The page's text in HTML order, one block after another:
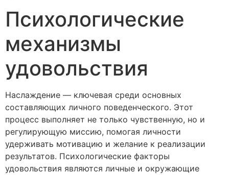
Психологические
механизмы
удовольствия
Наслаждение — ключевая среди основных
составляющих личного поведенческого. Этот
процесс выполняет не только чувственную, но и
регулирующую миссию, помогая личности
удерживать мотивацию и желание к реализации
результатов. Психологические факторы
удовольствия являются личные и окружающие